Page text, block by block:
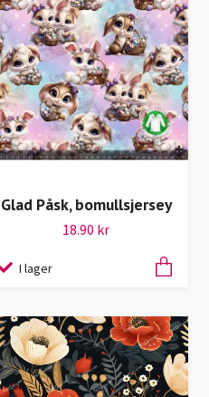
Glad Påsk, bomullsjersey
18.90 kr
I lager